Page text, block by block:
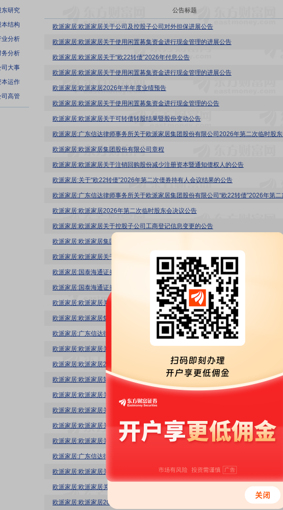
东研究
本结构
业分析
务分析
司大事
本运作
司高管
公告标题
欧派家居:欧派家居关于公司及控股子公司对外担保进展公告
欧派家居:欧派家居关于使用闲置募集资金进行现金管理的进展公告
欧派家居:欧派家居关于“欧22转债”2026年付息公告
欧派家居:欧派家居关于使用闲置募集资金进行现金管理的进展公告
欧派家居:欧派家居2026年半年度业绩预告
欧派家居:欧派家居关于使用闲置募集资金进行现金管理的公告
欧派家居:欧派家居关于可转债转股结果暨股份变动公告
欧派家居:欧派家居集团股份有限公司章程
欧派家居:欧派家居关于注销回购股份减少注册资本暨通知债权人的公告
欧派家居:关于“欧22转债”2026年第二次债券持有人会议结果的公告
欧派家居:欧派家居2026年第二次临时股东会决议公告
欧派家居:欧派家居关于控股子公司工商登记信息变更的公告
欧派家居:欧派家居集团股份有限公司相关债券2026年跟踪评级报告
欧派家居:欧派家居关于“欧22转债”2026年跟踪评级结果的公告
欧派家居:欧派家居关于公司及控股子公司对外担保进展公告
欧派家居:欧派家居集团股份有限公司2026年第二次临时股东会会议资料
欧派家居:欧派家居关于实施2025年度利润分配调整“欧22转债”转股价格的公告
欧派家居:欧派家居2025年年度权益分派实施公告
欧派家居:欧派家居第五届董事会第十次会议决议公告
欧派家居:欧派家居关于使用闲置募集资金进行现金管理的进展公告
欧派家居:欧派家居关于变更注册资本及修订《公司章程》的公告
欧派家居:欧派家居关于召开2026年第二次临时股东会的通知
欧派家居:欧派家居关于变更回购股份用途并注销的公告
欧派家居:欧派家居关于控股股东、实际控制人之一致行动人增持股份结果公告
欧派家居:欧派家居关于实施2025年年度权益分派时“欧22转债”停止转股的提示性公告
欧派家居:欧派家居2025年度可持续发展报告(英文版)